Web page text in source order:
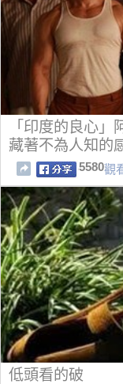
「印度的良心
藏著不為人知的
5580觀
低頭看的破